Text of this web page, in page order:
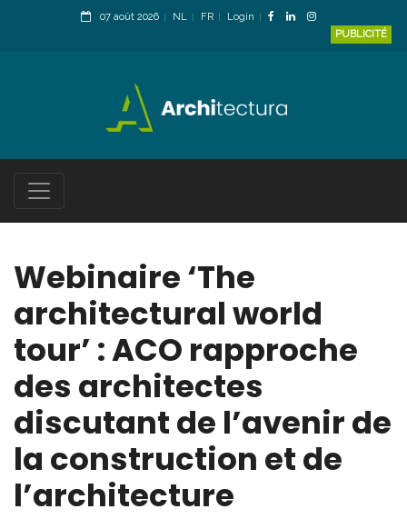
07 août 2026 NL FR
Login
PUBLICITÉ
Webinaire ‘The
architectural world
tour’ : ACO rapproche
des architectes
discutant de l’avenir de
la construction et de
l’architecture